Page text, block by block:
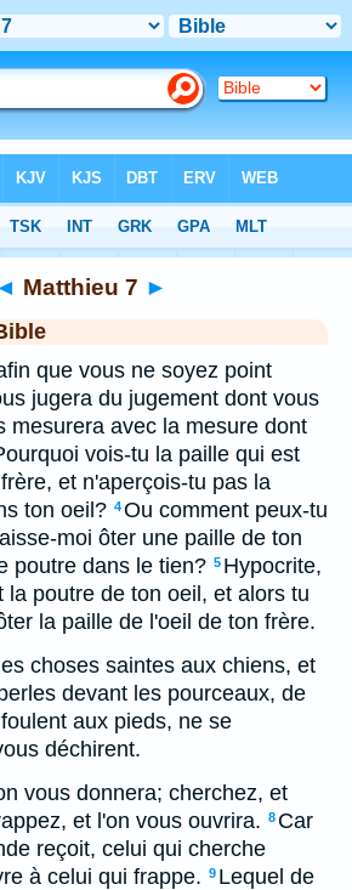
◄ Matthieu 7 ►
que vous ne soyez point
jugera du jugement dont vous
mesurera avec la mesure dont
vois-tu la paille qui est
et n'aperçois-tu pas la
ton oeil? 4Ou comment peux-tu
moi ôter une paille de ton
poutre dans le tien? 5 Hypocrite,
la poutre de ton oeil, et alors tu
la paille de l'oeil de ton frère.
choses saintes aux chiens, et
devant les pourceaux, de
aux pieds, ne se
déchirent.
vous donnera; cherchez, et
et l'on vous ouvrira. 8 Car
reçoit, celui qui cherche
à celui qui frappe. 9 Lequel de